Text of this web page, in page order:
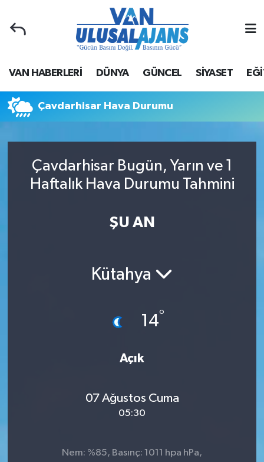
VAN HABERLERİ DÜNYA GÜNCEL SİYASET
Çavdarhisar Hava Durumu
Çavdarhisar Bugün, Yarın ve 1
Haftalık Hava Durumu Tahmini
ŞU AN
Kütahya
14°
Açık
07 Ağustos Cuma
05:30
Nem: %85, Basınç: 1011 hpa hPa,
Van Nöbetçi Eczaneler
Van Hava Durumu
Van Namaz Vakitleri
Süper Lig Puan Durumu ve Fikstür
Son Dakika Haberleri